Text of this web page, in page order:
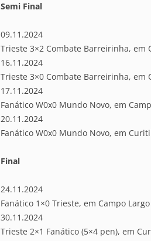
Semi Final
09.11.2024
Trieste 3×2 Combate Barreirinha, em
16.11.2024
Trieste 3×0 Combate Barreirinha, em
17.11.2024
Fanático W0x0 Mundo Novo, em
20.11.2024
Fanático W0x0 Mundo Novo, em
Final
24.11.2024
Fanático 1×0 Trieste, em Campo Largo
30.11.2024
Trieste 2×1 Fanático (5×4 pen), em